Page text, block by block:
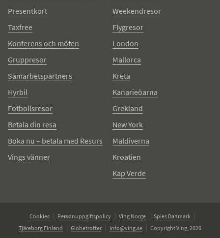
Presentkort
Taxfree
Konferens och möten
Gruppresor
Samarbetspartners
Hyrbil
Fotbollsresor
Betala din resa
Boka nu – betala med Resurs
Vings vänner
Weekendresor
Flygresor
London
Mallorca
Kreta
Kanarieöarna
Grekland
New York
Maldiverna
Kroatien
Kap Verde
Cookies Personuppgiftspolicy Ving Norge
Spies Danmark
Tjäreborg Finland
Globetrotter info@ving.se Copyright Ving, 2026